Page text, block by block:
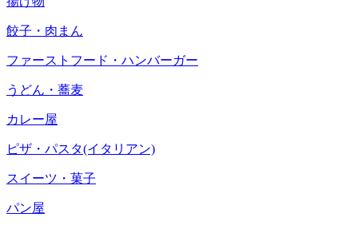
餃子・肉まん
ファーストフード・ハンバーガー
うどん・蕎麦
カレー屋
ピザ・パスタ(イタリアン)
スイーツ・菓子
パン屋